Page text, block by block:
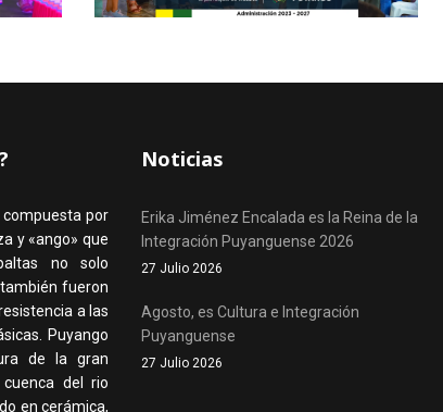
compuesta por
y «ango» que
no solo
fueron
a las
Puyango
de la gran
del rio
en cerámica,
Noticias
Erika Jiménez Encalada es la Reina de la
Integración Puyanguense 2026
27 Julio 2026
Agosto, es Cultura e Integración
Puyanguense
27 Julio 2026